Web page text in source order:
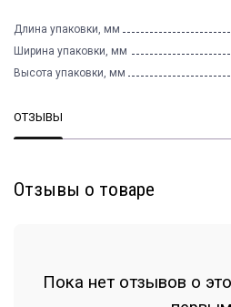
Длина упаковки, мм
Ширина упаковки, мм
Высота упаковки, мм
ОТЗЫВЫ
Отзывы о товаре
Пока нет отзывов о